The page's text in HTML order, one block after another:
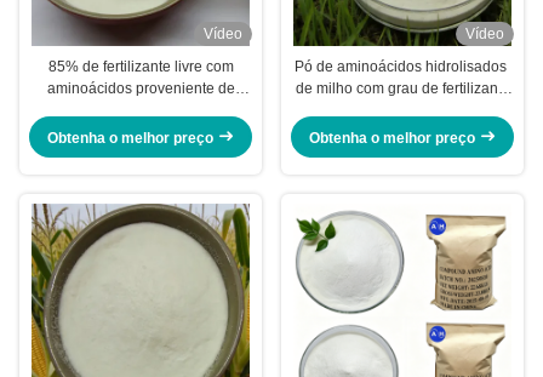
Vídeo
85% de fertilizante livre com
aminoácidos proveniente de
estimulante de crescimento de
plantas solúvel em água
Obtenha o melhor preço
Vídeo
Pó de aminoácidos hidrolisados ​​
de milho com grau de fertilizante
Obtenha o melhor preço